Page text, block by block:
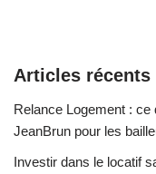
Articles récents
Relance Logement :
JeanBrun pour les
Investir dans le locatif